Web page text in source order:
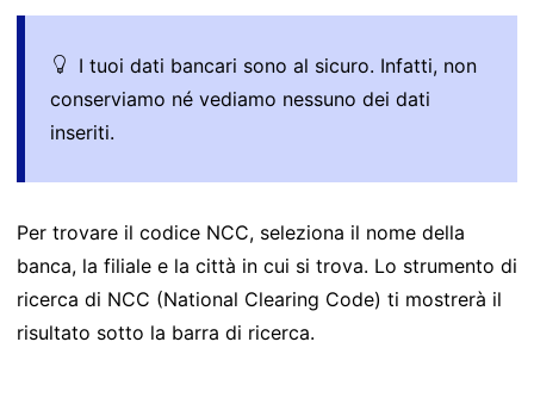
I tuoi dati bancari sono al sicuro. Infatti, non
conserviamo né vediamo nessuno dei dati
inseriti.
Per trovare il codice NCC, seleziona il nome della
banca, la filiale e la città in cui si trova. Lo strumento di
ricerca di NCC (National Clearing Code) ti mostrerà il
risultato sotto la barra di ricerca.